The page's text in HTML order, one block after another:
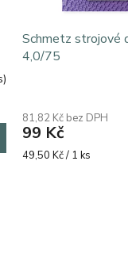
Schmetz strojové
4,0/75
81,82 Kč bez DPH
99 Kč
Měrná
49,50 Kč / 1 ks